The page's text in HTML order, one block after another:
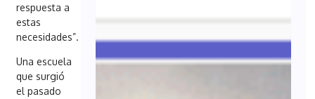
respuesta a
estas
necesidades”.
Una escuela
que surgió
el pasado